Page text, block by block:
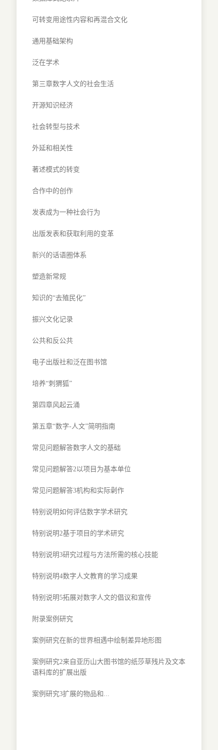
可转变用途性内容和再混合文化
通用基础架构
泛在学术
第三章数字人文的社会生活
开源知识经济
社会转型与技术
外延和相关性
著述模式的转变
合作中的创作
发表成为一种社会行为
出版发表和获取利用的变革
新兴的话语圈体系
塑造新常规
知识的“去殖民化”
振兴文化记录
公共和反公共
电子出版社和泛在图书馆
培养“刺猬狐”
第四章风起云涌
第五章“数字-人文”简明指南
常见问题解答数字人文的基础
常见问题解答2以项目为基本单位
常见问题解答3机构和实际劋作
特别说明如何评估数字学术研究
特别说明2基于项目的学术研究
特别说明3研究过程与方法所需的核心技能
特别说明4数字人文教育的学习成果
特别说明5拓展对数字人文的倡议和宣传
附录案例研究
案例研究在新的世界相遇中绘制差异地形图
案例研究2来自亚历山大图书馆的纸莎草残片及文本
语料库的扩展出版
案例研究3扩展的物品和...